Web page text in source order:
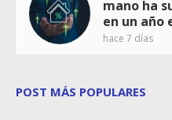
mano ha
en un año
hace 7 días
POST MÁS POPULARES